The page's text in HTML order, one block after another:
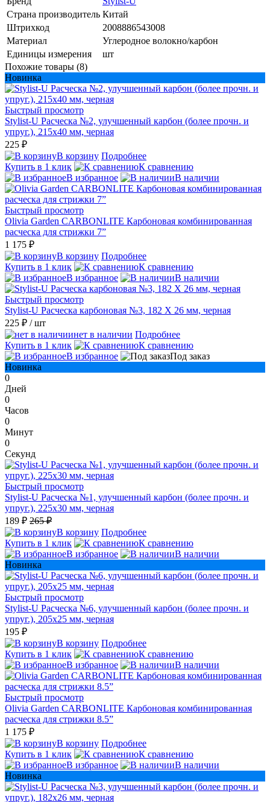
Страна производитель Китай
Штрихкод
2008886543008
Материал
Углеродное волокно/карбон
Единицы измерения
шт
Похожие товары (8)
Новинка
Быстрый просмотр
Stylist-U Расческа №2, улучшенный карбон (более прочн. и
упруг.), 215x40 мм, черная
225 ₽
В корзину Подробнее
Купить в 1 клик
К сравнению
В избранное
В наличии
Быстрый просмотр
Olivia Garden CARBONLITE Карбоновая комбинированная
расческа для стрижки 7”
1 175 ₽
В корзину Подробнее
Купить в 1 клик
К сравнению
В избранное
В наличии
Быстрый просмотр
Stylist-U Расческа карбоновая №3, 182 Х 26 мм, черная
225 ₽ / шт
нет в наличии Подробнее
Купить в 1 клик
К сравнению
В избранное
Под заказ
Новинка
0
Дней
0
Часов
0
Минут
0
Секунд
Быстрый просмотр
Stylist-U Расческа №1, улучшенный карбон (более прочн. и
упруг.), 225x30 мм, черная
189 ₽ 265 ₽
В корзину Подробнее
Купить в 1 клик
К сравнению
В избранное
В наличии
Новинка
Быстрый просмотр
Stylist-U Расческа №6, улучшенный карбон (более прочн. и
упруг.), 205x25 мм, черная
195 ₽
В корзину Подробнее
Купить в 1 клик
К сравнению
В избранное
В наличии
Быстрый просмотр
Olivia Garden CARBONLITE Карбоновая комбинированная
расческа для стрижки 8.5”
1 175 ₽
В корзину Подробнее
Купить в 1 клик
К сравнению
В избранное
В наличии
Новинка